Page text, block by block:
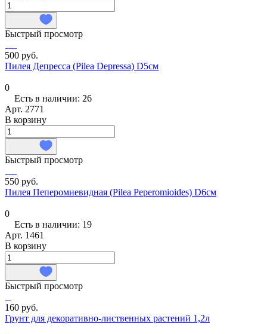
Быстрый просмотр
500 руб.
Пилея Депресса (Pilea Depressa) D5см
0
Есть в наличии: 26
Арт. 2771
В корзину
Быстрый просмотр
550 руб.
Пилея Пеперомиевидная (Pilea Peperomioides) D6см
0
Есть в наличии: 19
Арт. 1461
В корзину
Быстрый просмотр
160 руб.
Грунт для декоративно-лиственных растений 1,2л